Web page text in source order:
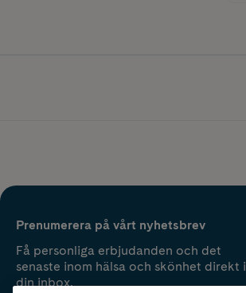
Prenumerera på vårt nyhetsbrev
Få personliga erbjudanden och det
senaste inom hälsa och skönhet direkt i
din inbox.